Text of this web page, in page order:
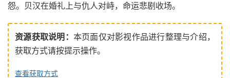
怨。贝汉在婚礼上与仇人对峙，命运悲剧收场。
资源获取说明： 本页面仅对影视作品进行整理与介绍，
获取方式请按提示操作。
查看获取方式